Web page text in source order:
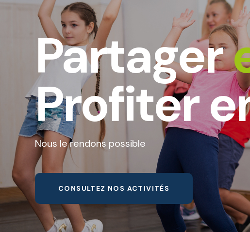
Partager
Profiter
Nous le rendons possible
CONSULTEZ NOS ACTIVITÉS